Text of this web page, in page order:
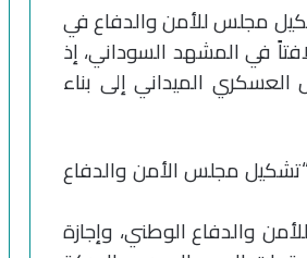
مجلس للأمن والدفاع في
في المشهد السوداني، إذ
الميداني إلى بناء
مجلس الأمن والدفاع
والدفاع الوطني، وإجازة